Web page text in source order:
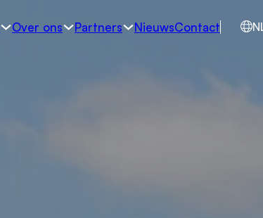
Over ons Partners NieuwsContact